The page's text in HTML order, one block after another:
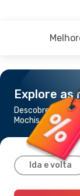
Explore
Descobre os
Mochis
Ida e volta